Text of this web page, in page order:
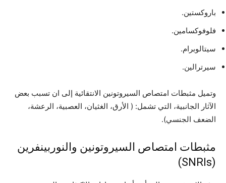
باروكستين.
فلوفوكسامين.
سيتالوبرام.
سيرترالين.
وتميل مثبطات امتصاص السيروتونين الانتقائية إلى ان تسبب بعض
الآثار الجانبية، التي تشمل: ( الأرق، الغثيان، العصبية، الرعشة،
الضعف الجنسي).
مثبطات امتصاص السيروتونين والنوربينفرين
(SNRIs)